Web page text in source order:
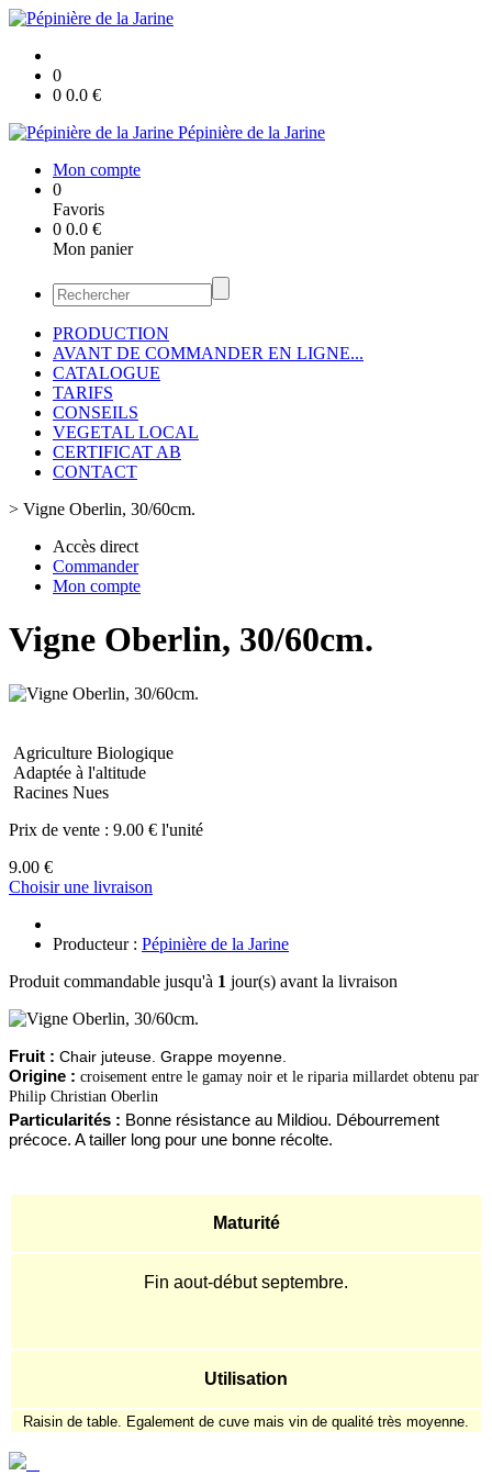
0
0 0.0 €
Pépinière de la Jarine
Mon compte
0
Favoris
0 0.0 €
Mon panier
PRODUCTION
AVANT DE COMMANDER EN LIGNE...
CATALOGUE
TARIFS
CONSEILS
VEGETAL LOCAL
CERTIFICAT AB
CONTACT
> Vigne Oberlin, 30/60cm.
Accès direct
Commander
Mon compte
Vigne Oberlin, 30/60cm.
Agriculture Biologique
Adaptée à l'altitude
Racines Nues
Prix de vente : 9.00 € l'unité
9.00 €
Choisir une livraison
Producteur : Pépinière de la Jarine
Produit commandable jusqu'à 1 jour(s) avant la livraison
Fruit : Chair juteuse. Grappe moyenne.
Origine : croisement entre le gamay noir et le riparia millardet obtenu par
Philip Christian Oberlin
Particularités : Bonne résistance au Mildiou. Débourrement
précoce. A tailler long pour une bonne récolte.
Maturité
Fin aout-début septembre.
Utilisation
Raisin de table. Egalement de cuve mais vin de qualité très moyenne.